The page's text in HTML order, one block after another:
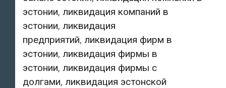
эстонии, ликвидация компаний в
эстонии, ликвидация
предприятий, ликвидация фирм в
эстонии, ликвидация фирмы в
эстонии, ликвидация фирмы с
долгами, ликвидация эстонской